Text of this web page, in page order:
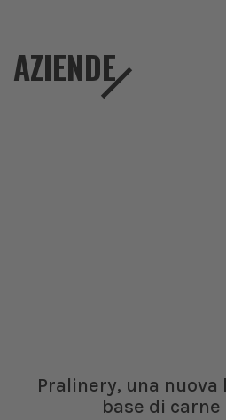
AZIENDE
Pralinery, una nuova
base di